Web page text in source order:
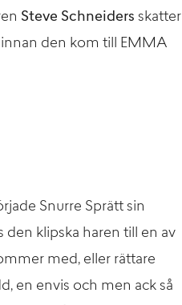
Steve Schneiders skatter
innan den kom till EMMA
Snurre Sprätt sin
den klipska haren till en av
med, eller rättare
en envis och men ack så